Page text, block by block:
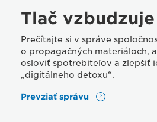
Tlač
Prečítajte si v správe
o propagačných materiáloch,
osloviť spotrebiteľov a zlepšiť
„digitálneho detoxu“.
Prevziať správu